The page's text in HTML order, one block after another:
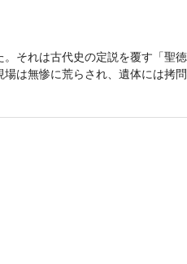
それは古代史の定説を覆す「聖
は無惨に荒らされ、遺体には拷問
の闇に光を当てつづけてきた著者